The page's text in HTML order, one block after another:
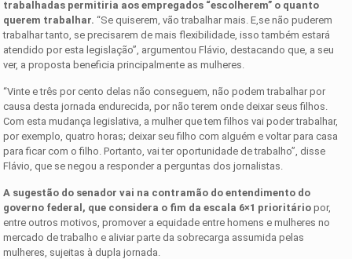
trabalhadas permitiria aos empregados “escolherem” o quanto
querem trabalhar. “Se quiserem, vão trabalhar mais. E,se não puderem
trabalhar tanto, se precisarem de mais flexibilidade, isso também estará
atendido por esta legislação”, argumentou Flávio, destacando que, a seu
ver, a proposta beneficia principalmente as mulheres.
“Vinte e três por cento delas não conseguem, não podem trabalhar por
causa desta jornada endurecida, por não terem onde deixar seus filhos.
Com esta mudança legislativa, a mulher que tem filhos vai poder trabalhar,
por exemplo, quatro horas; deixar seu filho com alguém e voltar para casa
para ficar com o filho. Portanto, vai ter oportunidade de trabalho”, disse
Flávio, que se negou a responder a perguntas dos jornalistas.
A sugestão do senador vai na contramão do entendimento do
governo federal, que considera o fim da escala 6×1 prioritário por,
entre outros motivos, promover a equidade entre homens e mulheres no
mercado de trabalho e aliviar parte da sobrecarga assumida pelas
mulheres, sujeitas à dupla jornada.